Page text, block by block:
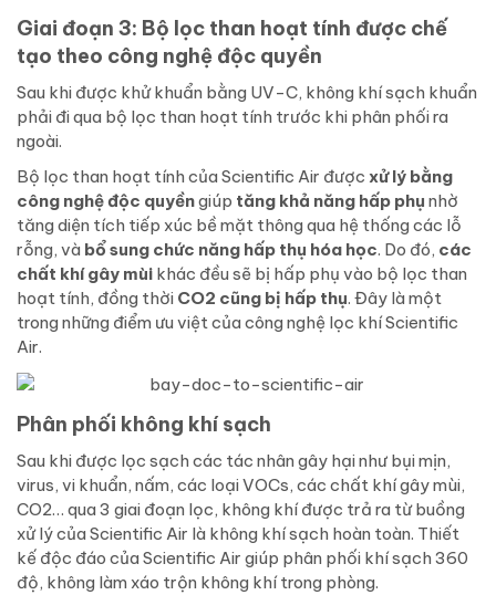
Giai đoạn 3: Bộ lọc than hoạt tính được chế
tạo theo công nghệ độc quyền
Sau khi được khử khuẩn bằng UV-C, không khí sạch khuẩn
phải đi qua bộ lọc than hoạt tính trước khi phân phối ra
ngoài.
Bộ lọc than hoạt tính của Scientific Air được xử lý bằng
công nghệ độc quyềngiúp tăng khả năng hấp phụ nhờ
tăng diện tích tiếp xúc bề mặt thông qua hệ thống các lỗ
rỗng, và bổ sung chức năng hấp thụ hóa học. Do đó, các
chất khí gây mùi khác đều sẽ bị hấp phụ vào bộ lọc than
hoạt tính, đồng thời CO2 cũng bị hấp thụ. Đây là một
trong những điểm ưu việt của công nghệ lọc khí Scientific
Air.
Phân phối không khí sạch
Sau khi được lọc sạch các tác nhân gây hại như bụi mịn,
virus, vi khuẩn, nấm, các loại VOCs, các chất khí gây mùi,
CO2… qua 3 giai đoạn lọc, không khí được trả ra từ buồng
xử lý của Scientific Air là không khí sạch hoàn toàn. Thiết
kế độc đáo của Scientific Air giúp phân phối khí sạch 360
độ, không làm xáo trộn không khí trong phòng.